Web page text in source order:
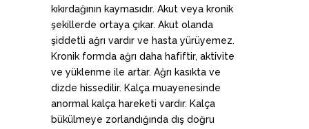
kıkırdağının kaymasıdır. Akut veya kronik
şekillerde ortaya çıkar. Akut olanda
şiddetli ağrı vardır ve hasta yürüyemez.
Kronik formda ağrı daha hafiftir, aktivite
ve yüklenme ile artar. Ağrı kasıkta ve
dizde hissedilir. Kalça muayenesinde
anormal kalça hareketi vardır. Kalça
bükülmeye zorlandığında dış doğru